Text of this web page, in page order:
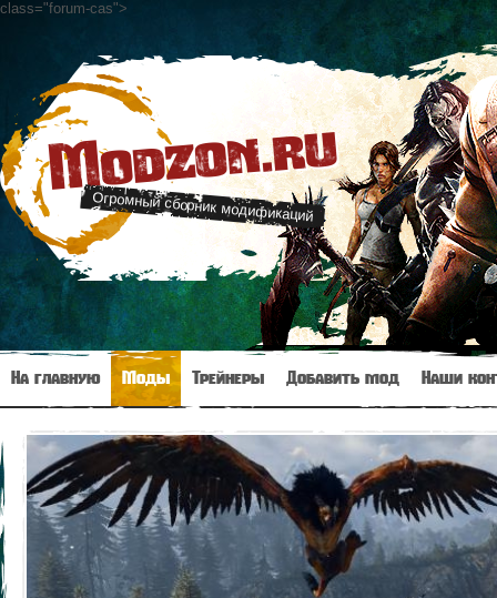
class="forum-cas">
Modzon.ru
Огромный сборник модификаций
На главную Моды Трейнеры Добавить мод Наши